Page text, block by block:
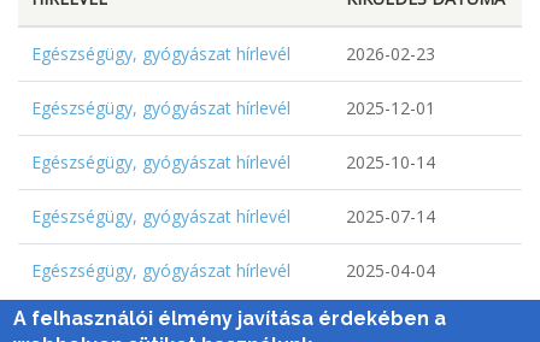
Egészségügy, gyógyászat hírlevél 2026-02-23
Egészségügy, gyógyászat hírlevél 2025-12-01
Egészségügy, gyógyászat hírlevél 2025-10-14
Egészségügy, gyógyászat hírlevél 2025-07-14
Egészségügy, gyógyászat hírlevél 2025-04-04
A felhasználói élmény javítása érdekében a